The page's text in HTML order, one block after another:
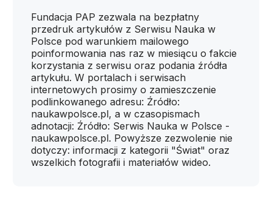
Fundacja PAP zezwala na bezpłatny
przedruk artykułów z Serwisu Nauka w
Polsce pod warunkiem mailowego
poinformowania nas raz w miesiącu o fakcie
korzystania z serwisu oraz podania źródła
artykułu. W portalach i serwisach
internetowych prosimy o zamieszczenie
podlinkowanego adresu: Źródło:
naukawpolsce.pl, a w czasopismach
adnotacji: Źródło: Serwis Nauka w Polsce -
naukawpolsce.pl. Powyższe zezwolenie nie
dotyczy: informacji z kategorii "Świat" oraz
wszelkich fotografii i materiałów wideo.